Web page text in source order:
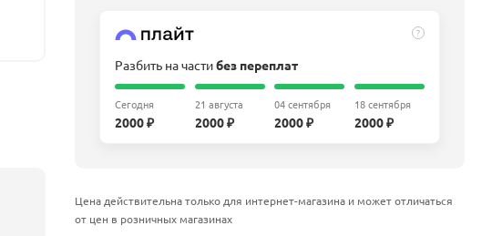
?
Разбить на частибез переплат
Сегодня
2000 ₽
21 августа
2000 ₽
04 сентября
2000 ₽
18 сентября
2000 ₽
Цена действительна только для интернет-магазина и может отличаться
от цен в розничных магазинах